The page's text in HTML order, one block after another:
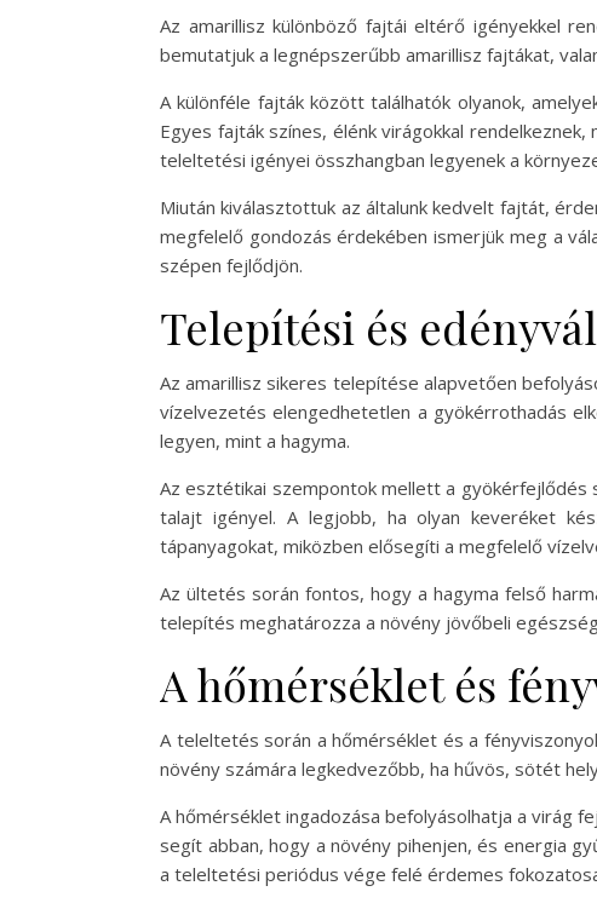
Az amarillisz különböző fajtái eltérő igényekkel
bemutatjuk a legnépszerűbb amarillisz fajtákat,
A különféle fajták között találhatók olyanok,
Egyes fajták színes, élénk virágokkal
teleltetési igényei összhangban legyenek a
Miután kiválasztottuk az általunk kedvelt fajtát,
megfelelő gondozás érdekében ismerjük meg a
szépen fejlődjön.
Telepítési és
Az amarillisz sikeres telepítése alapvetően
vízelvezetés elengedhetetlen a gyökérrothadás
legyen, mint a hagyma.
Az esztétikai szempontok mellett a gyökérfejlődés
talajt igényel. A legjobb, ha olyan keveréket
tápanyagokat, miközben elősegíti a megfelelő
Az ültetés során fontos, hogy a hagyma felső
telepítés meghatározza a növény jövőbeli
A hőmérséklet és
A teleltetés során a hőmérséklet és a
növény számára legkedvezőbb, ha hűvös, sötét
A hőmérséklet ingadozása befolyásolhatja a virág
segít abban, hogy a növény pihenjen, és energia
a teleltetési periódus vége felé érdemes